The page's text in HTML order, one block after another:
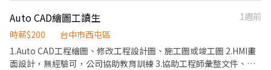
1230/0800-1300/0830-1330 ⭐️晚班時間1730-2330/1730-
2230/1830-2230/1830-2330 【薪資待遇】 ⭐️204$~224$ - 【工作
地點】 ⭐️西屯逢甲 - 台中市西屯區逢甲路70號1樓 ⭐️西屯工業 - 台中
市西屯區工業區一路96之2號1樓 【應徵方式】 加入行動條碼:
Auto CAD繪圖工讀生
1週前
時薪$200
台中市西屯區
1.Auto CAD工程繪圖、修改工程設計圖、施工圖或竣工圖 2.HMI畫
面設計，無經驗可，公司協助教育訓練 3.協助工程師彙整文件、整